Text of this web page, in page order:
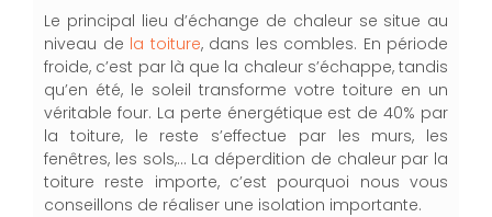
Le principal lieu d’échange de chaleur se situe au
niveau de la toiture, dans les combles. En période
froide, c’est par là que la chaleur s’échappe, tandis
qu’en été, le soleil transforme votre toiture en un
véritable four. La perte énergétique est de 40% par
la toiture, le reste s’effectue par les murs, les
fenêtres, les sols,… La déperdition de chaleur par la
toiture reste importe, c’est pourquoi nous vous
conseillons de réaliser une isolation importante.